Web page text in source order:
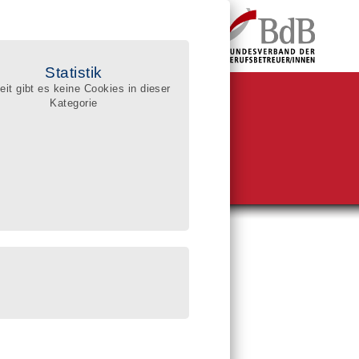
Statistik
gibt es keine Cookies in dieser
Kategorie